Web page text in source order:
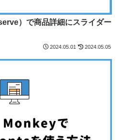
）で商品詳細にスライダー
2024.05.01 2024.05.05